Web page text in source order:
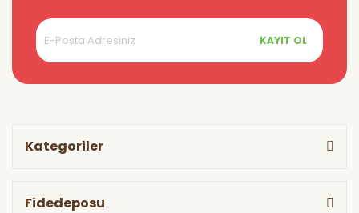
KAYIT OL
Kategoriler
Fidedeposu